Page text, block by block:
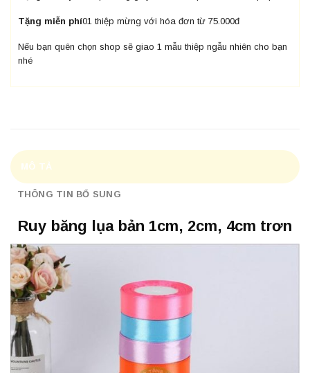
Tặng miễn phí01 thiệp mừng với hóa đơn từ 75.000đ
Nếu bạn quên chọn shop sẽ giao 1 mẫu thiệp ngẫu nhiên cho bạn
nhé
MÔ TẢ
THÔNG TIN BỔ SUNG
Ruy băng lụa bản 1cm, 2cm, 4cm trơn